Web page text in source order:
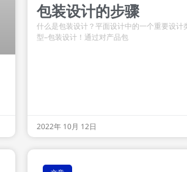
包装设计的步骤
什么是包装设计？平面设计中的一个重要设计
型–包装设计！通过对产品包
2022年 10月 12日